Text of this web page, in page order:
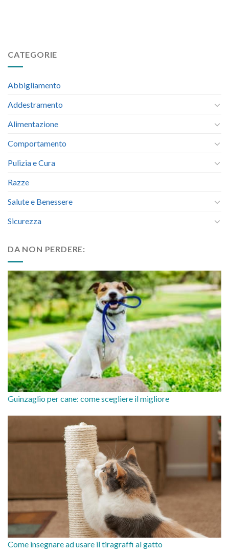
CATEGORIE
Abbigliamento
Addestramento
Alimentazione
Comportamento
Pulizia e Cura
Razze
Salute e Benessere
Sicurezza
DA NON PERDERE:
Guinzaglio per cane: come scegliere il migliore
Come insegnare ad usare il tiragraffi al gatto